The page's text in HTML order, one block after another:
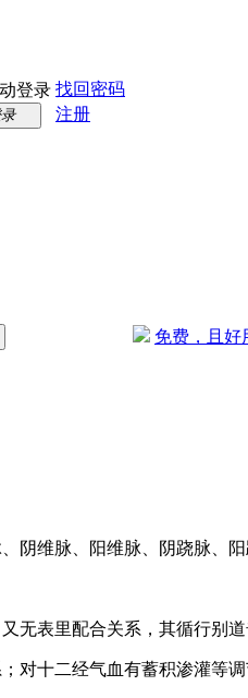
登录 找回密码
注册
免费，且好
阴维脉、阳维脉、阴跷脉、阳
无表里配合关系，其循行别道
对十二经气血有蓄积渗灌等调